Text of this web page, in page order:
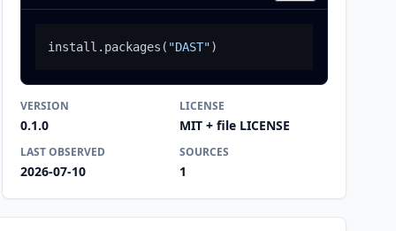
install.packages ( "DAST")
VERSION
0.1.0
LICENSE
MIT + file LICENSE
LAST OBSERVED
2026-07-10
SOURCES
1